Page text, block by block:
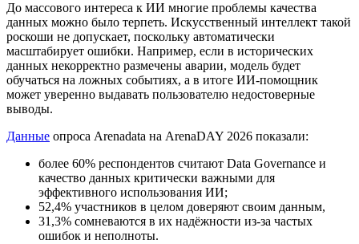
До массового интереса к ИИ многие проблемы качества
данных можно было терпеть. Искусственный интеллект такой
роскоши не допускает, поскольку автоматически
масштабирует ошибки. Например, если в исторических
данных некорректно размечены аварии, модель будет
обучаться на ложных событиях, а в итоге ИИ-помощник
может уверенно выдавать пользователю недостоверные
выводы.
Данные опроса Arenadata на ArenaDAY 2026 показали:
более 60% респондентов считают Data Governance и
качество данных критически важными для
эффективного использования ИИ;
52,4% участников в целом доверяют своим данным,
31,3% сомневаются в их надёжности из-за частых
ошибок и неполноты.